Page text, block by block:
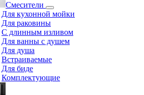
Смесители
Для кухонной мойки
Для раковины
С длинным изливом
Для ванны с душем
Для душа
Встраиваемые
Для биде
Комплектующие